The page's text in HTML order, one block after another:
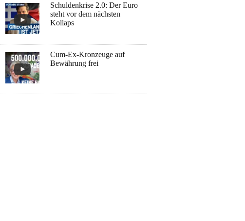
Schuldenkrise 2.0: Der Euro
steht vor dem nächsten
Kollaps
Cum-Ex-Kronzeuge auf
Bewährung frei